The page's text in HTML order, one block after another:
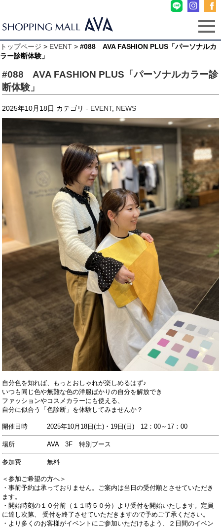
トップページ > EVENT > #088 AVA FASHION PLUS「パーソナルカ
ラー診断体験」
#088 AVA FASHION PLUS「パーソナルカラー診
断体験」
2025年10月18日 カテゴリ - EVENT, NEWS
自分色を知れば、もっとおしゃれが楽しめるはず♪
いつも同じ色や無難な色の洋服ばかりの自分を解放でき
ファッションやコスメカラーにも使える、
自分に似合う「色診断」を体験してみませんか？
開催日時 2025年10月18日(土)・19日(日) 12：00～17：00
場所 AVA 3F 特別ブース
参加費 無料
＜参加ご希望の方へ＞
・事前予約は承っておりません。ご案内は当日の受付順とさせていただき
ます。
・開始時刻の１０分前（１１時５０分）より受付を開始いたします。定員
に達し次第、
受付を終了させていただきますので予めご了承ください。
・より多くのお客様がイベントにご参加いただけるよう、２日間のイベン